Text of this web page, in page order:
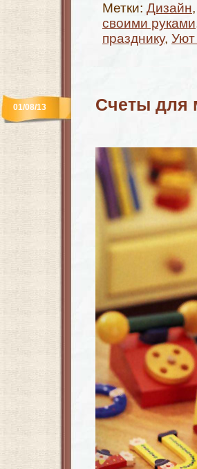
Метки: Дизайн,
своими руками
празднику,
Счеты
01/08/13